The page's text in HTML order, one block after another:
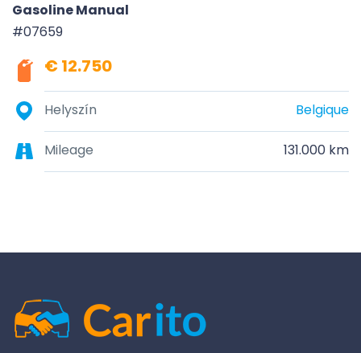
Gasoline Manual
#07659
€ 12.750
Helyszín Belgique
Mileage 131.000 km